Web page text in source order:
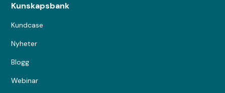
Kunskapsbank
Kundcase
Nyheter
Blogg
Webinar